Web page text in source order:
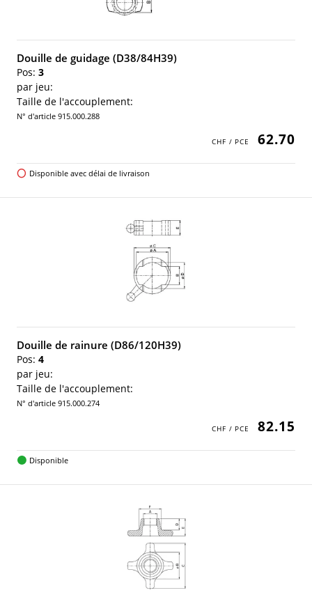
Douille de guidage (D38/84H39)
Pos: 3
par jeu:
Taille de l'accouplement:
N° d'article 915.000.288
62.70
Disponible avec délai de livraison
Douille de rainure (D86/120H39)
Pos: 4
par jeu:
Taille de l'accouplement:
N° d'article 915.000.274
82.15
Disponible